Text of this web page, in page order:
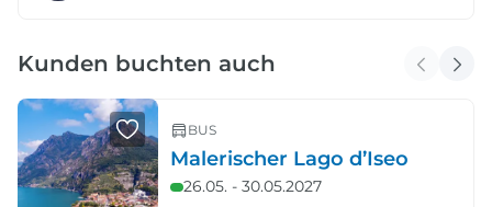
Kunden buchten auch
BUS
Malerischer Lago d’Iseo
26.05. - 30.05.2027